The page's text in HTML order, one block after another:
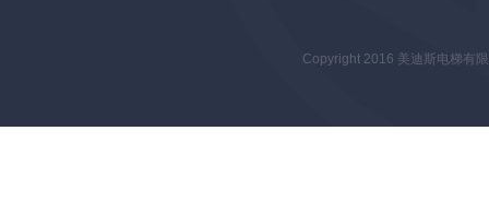
Copyright 2016 美迪斯电梯有